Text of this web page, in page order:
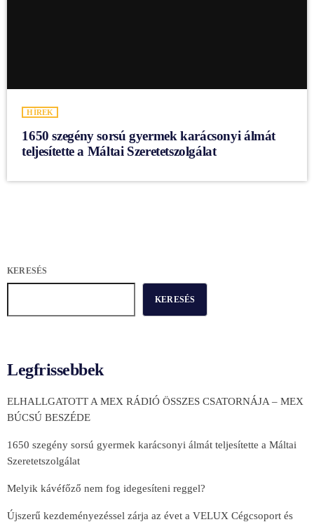
HÍREK
1650 szegény sorsú gyermek karácsonyi álmát
teljesítette a Máltai Szeretetszolgálat
KERESÉS
KERESÉS
Legfrissebbek
ELHALLGATOTT A MEX RÁDIÓ ÖSSZES CSATORNÁJA – MEX
BÚCSÚ BESZÉDE
1650 szegény sorsú gyermek karácsonyi álmát teljesítette a Máltai
Szeretetszolgálat
Melyik kávéfőző nem fog idegesíteni reggel?
Újszerű kezdeményezéssel zárja az évet a VELUX Cégcsoport és